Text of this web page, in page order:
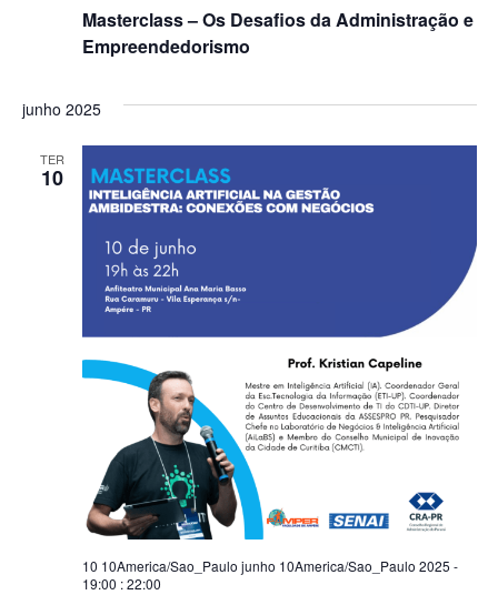
Masterclass – Os Desafios da Administração e
Empreendedorismo
junho 2025
TER
10
10 10America/Sao_Paulo junho 10America/Sao_Paulo 2025 -
19:00 :22:00